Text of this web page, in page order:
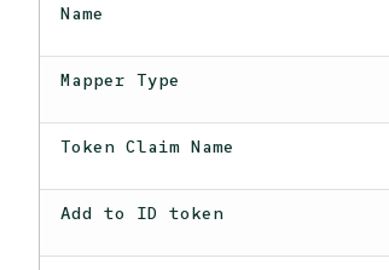
Name
Mapper Type
Token Claim Name
Add to ID token